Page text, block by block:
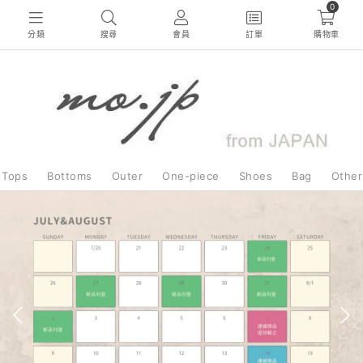
分類 搜尋 會員 訂單
0
購物車
Tops Bottoms Outer One-piece Shoes Bag Other